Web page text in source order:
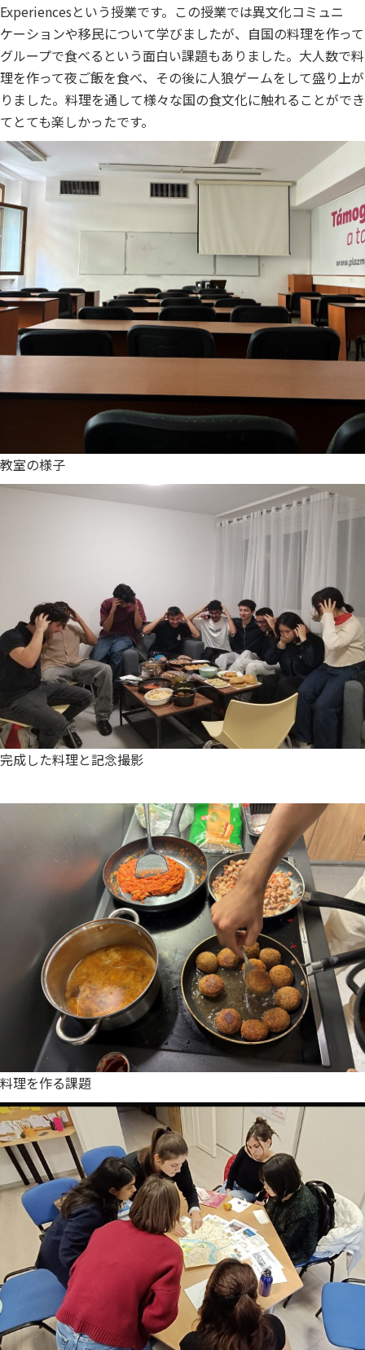
Experiencesという授業です。この授業では異文化コミュニ
ケーションや移民について学びましたが、自国の料理を作って
グループで食べるという面白い課題もありました。大人数で料
理を作って夜ご飯を食べ、その後に人狼ゲームをして盛り上が
りました。料理を通して様々な国の食文化に触れることができ
てとても楽しかったです。
教室の様子
完成した料理と記念撮影
料理を作る課題